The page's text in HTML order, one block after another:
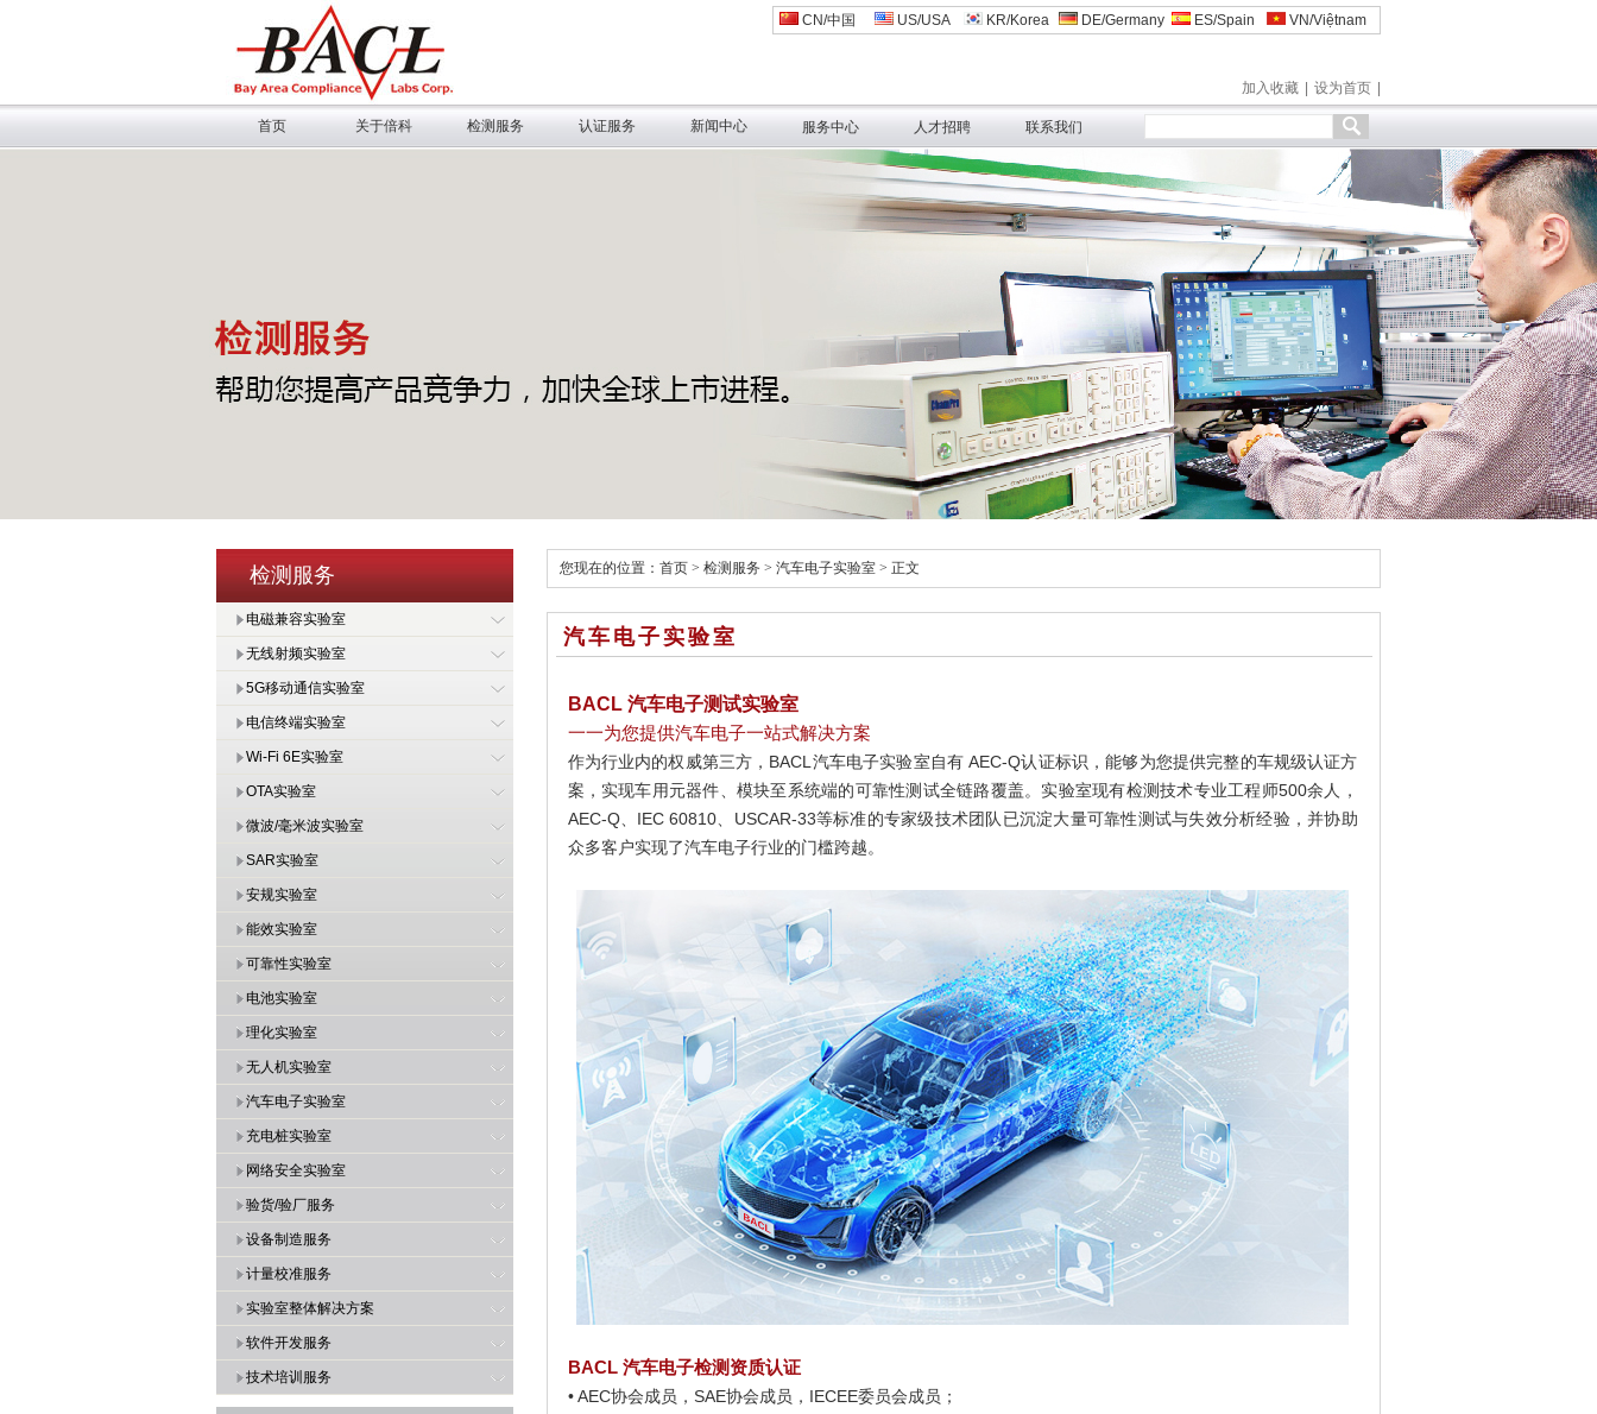
CN/中国 US/USA KR/Korea DE/Germany ES/Spain VN/Việtnam
设为首页
加入收藏
首页 关于倍科 检测服务 认证服务 新闻中心 服务中心 人才招聘 联系我们
检测服务
电磁兼容实验室
无线射频实验室
5G移动通信实验室
电信终端实验室
Wi-Fi 6E实验室
OTA实验室
微波/毫米波实验室
SAR实验室
安规实验室
能效实验室
可靠性实验室
电池实验室
理化实验室
无人机实验室
汽车电子实验室
充电桩实验室
网络安全实验室
验货/验厂服务
设备制造服务
计量校准服务
实验室整体解决方案
软件开发服务
技术培训服务
您现在的位置： 首页 > 检测服务 > 汽车电子实验室 > 正文
汽车电子实验室
BACL 汽车电子测试实验室
一一为您提供汽车电子一站式解决方案
作为行业内的权威第三方，BACL汽车电子实验室自有 AEC-Q认证标识，能够为您提供完整的车规级认证方
案，实现车用元器件、模块至系统端的可靠性测试全链路覆盖。实验室现有检测技术专业工程师500余人，
AEC-Q、IEC 60810、USCAR-33等标准的专家级技术团队已沉淀大量可靠性测试与失效分析经验，并协助
众多客户实现了汽车电子行业的门槛跨越。
BACL 汽车电子检测资质认证
• AEC协会成员，SAE协会成员，IECEE委员会成员；